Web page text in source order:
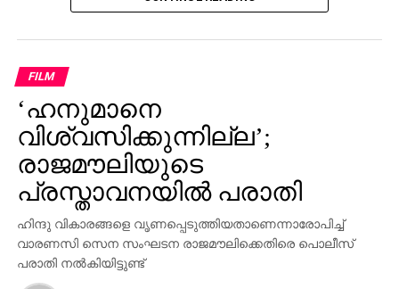
പാര്‍ട്ടിക്ക് ഒരു കുഴപ്പവുമില്ലെന്ന് പറയാന്‍ എം.വി
ഗോവിന്ദന് മാത്രമേ കഴിയൂവെന്നും വി.ഡി സതീശന്‍
പരിഹസിച്ചു. എന്തുകൊണ്ട് ദേവസ്വം ബോര്‍ഡ്
പോറ്റിക്കെതിരെ പരാതി നല്‍കിയില്ലെന്നും പോറ്റി
കുടുങ്ങിയാല്‍ പലരും കുടുങ്ങും എന്ന് സിപിഎമ്മിന്
അറിയാമായിരുന്നുവെന്നും അദ്ദേഹം കൂട്ടിച്ചേര്‍ത്തു.
FILM
‘ഹനുമാനെ
വിശ്വസിക്കുന്നില്ല’;
രാജമൗലിയുടെ
പ്രസ്താവനയില്‍ പരാതി
ഹിന്ദു വികാരങ്ങളെ വൃണപ്പെടുത്തിയതാണെന്നാരോപിച്ച്
വാരണസി സെന സംഘടന രാജമൗലിക്കെതിരെ പൊലീസ്
പരാതി നല്‍കിയിട്ടുണ്ട്